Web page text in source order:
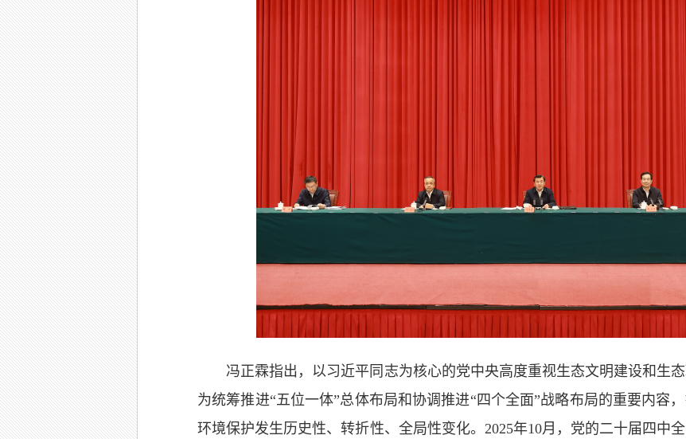
冯正霖指出，以习近平同志为核心的党中央高度重视生态文明建设和生
为统筹推进“五位一体”总体布局和协调推进“四个全面”战略布局的重要内容
环境保护发生历史性、转折性、全局性变化。2025年10月，党的二十届四中